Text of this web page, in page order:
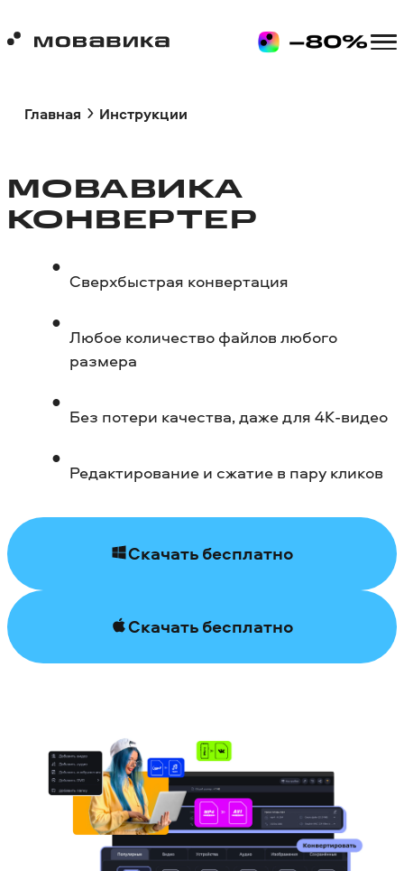
Главная Инструкции
МОВАВИКА
КОНВЕРТЕР
Сверхбыстрая конвертация
Любое количество файлов любого
размера
Без потери качества, даже для 4К-видео
Редактирование и сжатие в пару кликов
Скачать бесплатно
Скачать бесплатно